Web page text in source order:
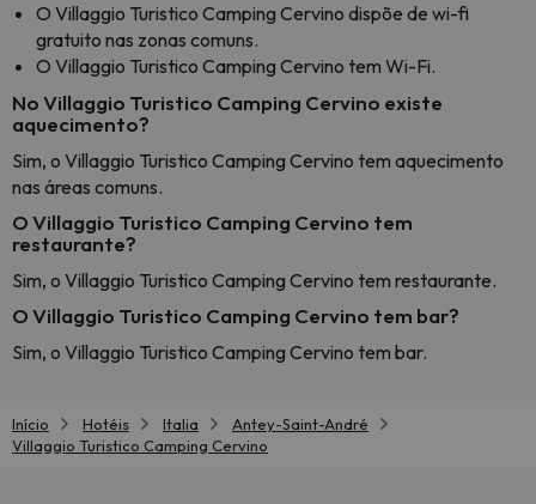
O Villaggio Turistico Camping Cervino dispõe de wi-fi
gratuito nas zonas comuns.
O Villaggio Turistico Camping Cervino tem Wi-Fi.
No Villaggio Turistico Camping Cervino existe
aquecimento?
Sim, o Villaggio Turistico Camping Cervino tem aquecimento
nas áreas comuns.
O Villaggio Turistico Camping Cervino tem
restaurante?
Sim, o Villaggio Turistico Camping Cervino tem restaurante.
O Villaggio Turistico Camping Cervino tem bar?
Sim, o Villaggio Turistico Camping Cervino tem bar.
Início Hotéis Italia
Antey-Saint-André
Villaggio Turistico Camping Cervino